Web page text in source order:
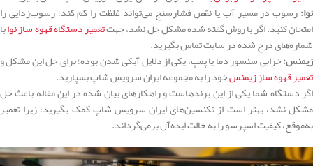
نوا:رسوب در مسیر آب یا نقص فشارسنج می‌تواند غلظت را کم کند؛ رسوب‌زدایی را
امتحان کنید. اگر با روش گفته شده مشکل حل نشد، جهتتعمیر دستگاه قهوه ساز نوابا
شماره‌های درج شده در سایت تماس بگیرید.
زیمنس:خرابی سنسور دما یا پمپ، یکی از دلایل آبکی شدن بوده؛ برای حل این مشکل و
تعمیر قهوه ساز زیمنسخود را به مجموعه ایران سرویس شاپ بسپارید.
اگر دستگاه شما یکی از این برندهاست و راهکارهای بیان شده در این مقاله باعث حل
مشکل نشد، بهتر است از تکنسین‌های ایران سرویس شاپ کمک بگیرید؛ زیرا تعمیر
به‌موقع، کیفیت اسپرسو را به حالت ایده‌آل برمی‌گرداند.